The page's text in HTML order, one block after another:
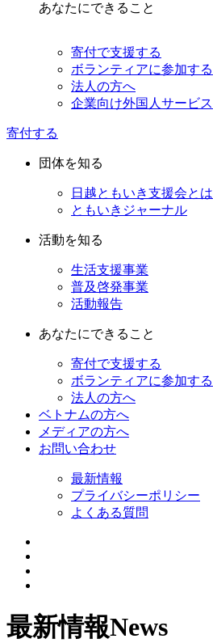
あなたにできること
寄付で支援する
ボランティアに参加する
法人の方へ
企業向け外国人サービス
寄付する
団体を知る
日越ともいき支援会とは
ともいきジャーナル
活動を知る
生活支援事業
普及啓発事業
活動報告
あなたにできること
寄付で支援する
ボランティアに参加する
法人の方へ
ベトナムの方へ
メディアの方へ
お問い合わせ
最新情報
プライバシーポリシー
よくある質問
最新情報News